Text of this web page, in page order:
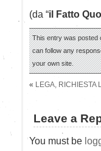
(da “il Fatto
This entry was posted
can follow any
your own site.
« LEGA, RICHIESTA
Leave a
You must be